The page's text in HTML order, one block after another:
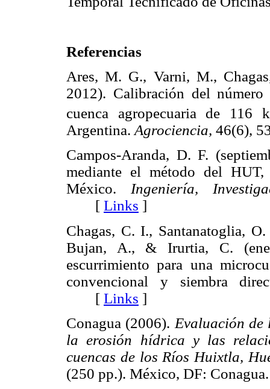
Referencias
Ares, M. G., Varni, M.,
2012). Calibración del
cuenca agropecuaria de 116
Argentina. Agrociencia, 46(6),
Campos-Aranda, D. F.
mediante el método del
México. Ingeniería,
[ Links ]
Chagas, C. I., Santanatoglia,
Bujan, A., & Irurtia, C.
escurrimiento para una
convencional y siembra
[ Links ]
Conagua (2006). Evaluación de
la erosión hídrica y las
cuencas de los Ríos Huixtla,
(250 pp.). México, DF: